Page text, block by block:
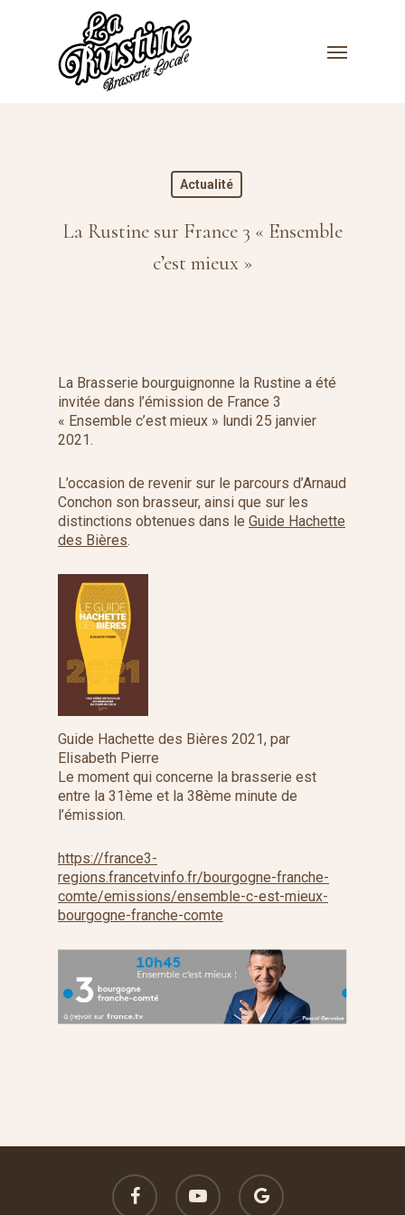
Actualité
La Rustine sur France 3 « Ensemble
c’est mieux »
La Brasserie bourguignonne la Rustine a été
invitée dans l’émission de France 3
« Ensemble c’est mieux » lundi 25 janvier
2021.
L’occasion de revenir sur le parcours d’Arnaud
Conchon son brasseur, ainsi que sur les
distinctions obtenues dans le Guide Hachette
des Bières.
Guide Hachette des Bières 2021, par
Elisabeth Pierre
Le moment qui concerne la brasserie est
entre la 31ème et la 38ème minute de
l’émission.
https://france3-
regions.francetvinfo.fr/bourgogne-franche-
comte/emissions/ensemble-c-est-mieux-
bourgogne-franche-comte
facebook youtube
google-
plus